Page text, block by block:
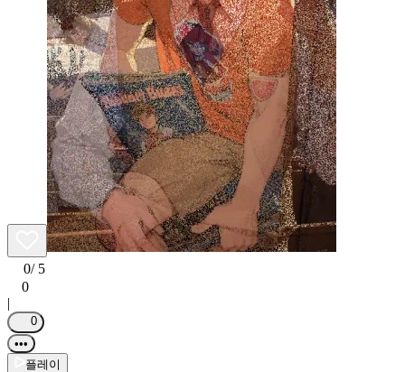
0/ 5
0
|
0
•••
플레이